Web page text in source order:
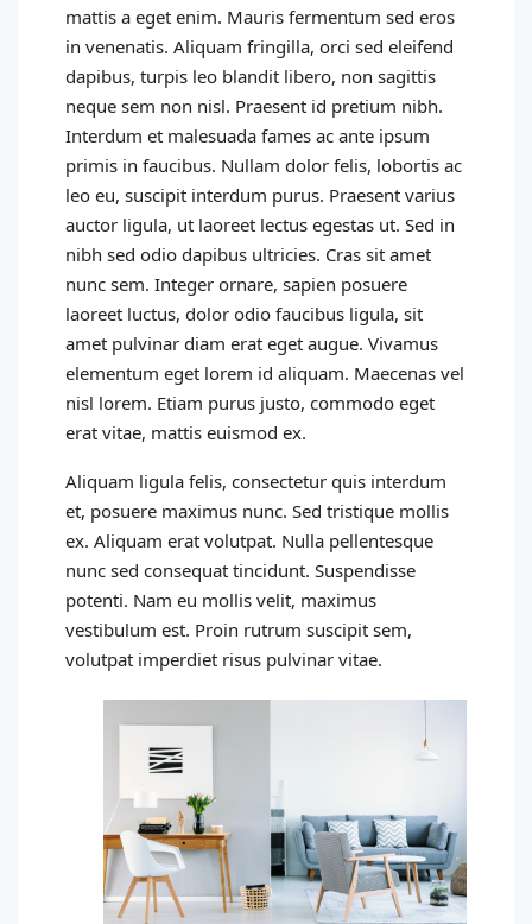
mattis a eget enim. Mauris fermentum sed eros
in venenatis. Aliquam fringilla, orci sed eleifend
dapibus, turpis leo blandit libero, non sagittis
neque sem non nisl. Praesent id pretium nibh.
Interdum et malesuada fames ac ante ipsum
primis in faucibus. Nullam dolor felis, lobortis ac
leo eu, suscipit interdum purus. Praesent varius
auctor ligula, ut laoreet lectus egestas ut. Sed in
nibh sed odio dapibus ultricies. Cras sit amet
nunc sem. Integer ornare, sapien posuere
laoreet luctus, dolor odio faucibus ligula, sit
amet pulvinar diam erat eget augue. Vivamus
elementum eget lorem id aliquam. Maecenas vel
nisl lorem. Etiam purus justo, commodo eget
erat vitae, mattis euismod ex.
Aliquam ligula felis, consectetur quis interdum
et, posuere maximus nunc. Sed tristique mollis
ex. Aliquam erat volutpat. Nulla pellentesque
nunc sed consequat tincidunt. Suspendisse
potenti. Nam eu mollis velit, maximus
vestibulum est. Proin rutrum suscipit sem,
volutpat imperdiet risus pulvinar vitae.